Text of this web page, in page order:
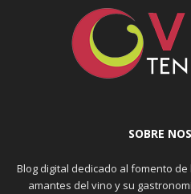
SOBRE
Blog digital dedicado al fomento
amantes del vino y su